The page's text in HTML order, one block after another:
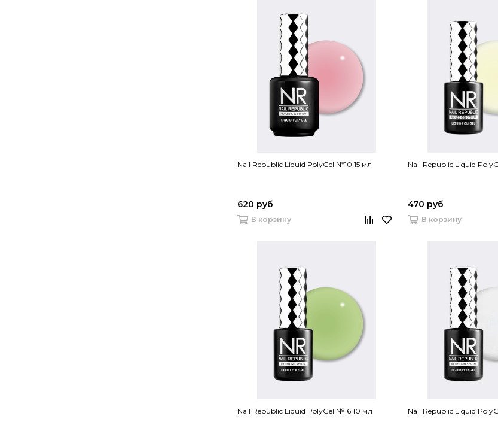
Nail Republic Liquid PolyGel №10 15 мл
620 руб
В корзину
Nail Republic Liquid
470 руб
В корзину
Nail Republic Liquid PolyGel №16 10 мл Nail Republic Liquid